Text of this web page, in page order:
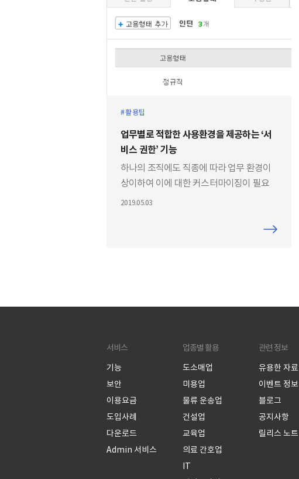
활용팁
업무별로 적합한 사용환경을 제공하는 ‘서
비스 권한’ 기능
하나의 조직에도 직종에 따라 업무 환경이
상이하여 이에 대한 커스터마이징이 필요
한 경우가 있습니다. 특히, 아르바이트 또는
유출 등 정보 공유에 대한 관리도 필요한데
서 고용형태를 손쉽게 관리할 수 있습니다.
웹 사용, 모바일 파일 다운로드
2019.05.03
서비스
기능
보안
이용요금
도입사례
다운로드
Admin 서비스
업종별 활용
도소매업
미용업
물류 운송업
건설업
교육업
의료 간호업
IT
관련 정보
유용한 자료
이벤트 정보
블로그
공지사항
릴리스 노트